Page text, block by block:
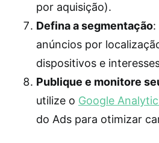
por aquisição).
Defina a segmentação:
anúncios por
dispositivos e
Publique e monitore
utilize o Google
do Ads para otimizar